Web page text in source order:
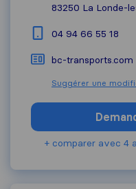
83250 La Londe-
04 94 66 55 18
bc-transports.com
Suggérer une
+ comparer avec 4